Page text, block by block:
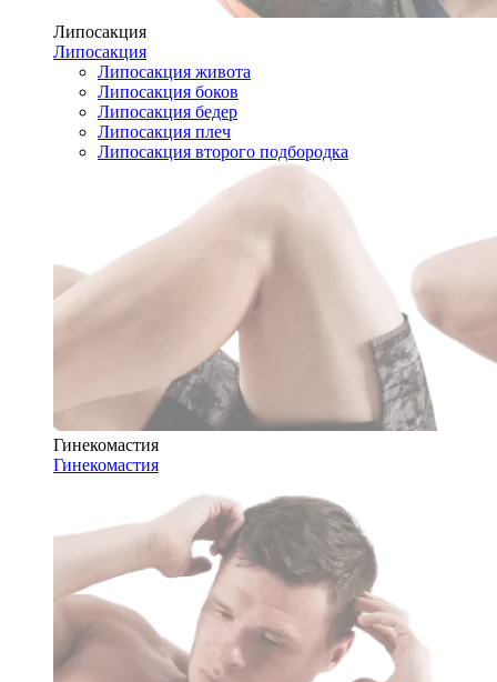
Липосакция
Липосакция
Липосакция живота
Липосакция боков
Липосакция бедер
Липосакция плеч
Липосакция второго подбородка
Гинекомастия
Гинекомастия